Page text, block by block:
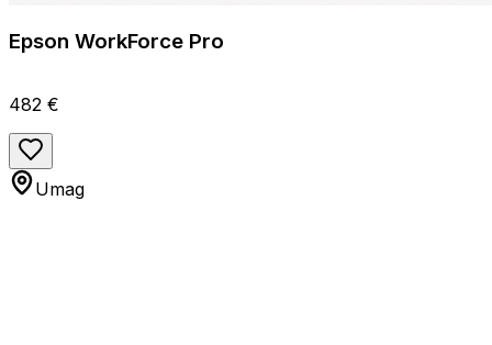
Epson WorkForce Pro
482 €
Umag